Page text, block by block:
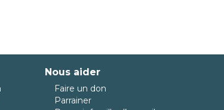
Nous aider
Faire un don
Parrainer